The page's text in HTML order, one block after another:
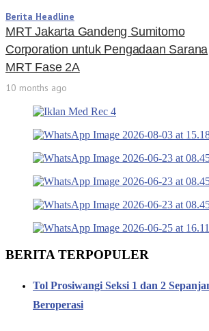
Berita Headline
MRT Jakarta Gandeng Sumitomo
Corporation untuk Pengadaan Sarana
MRT Fase 2A
10 months ago
BERITA TERPOPULER
Tol Prosiwangi Seksi 1 dan 2
Beroperasi